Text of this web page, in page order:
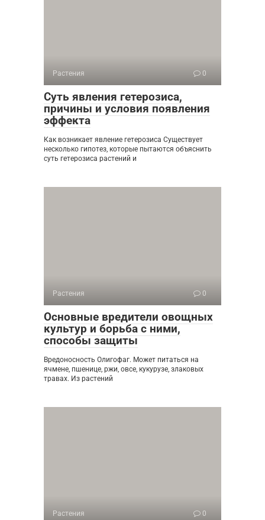
Растения 0
Суть явления гетерозиса,
причины и условия появления
эффекта
Как возникает явление гетерозиса Существует
несколько гипотез, которые пытаются объяснить
суть гетерозиса растений и
Растения 0
Основные вредители овощных
культур и борьба с ними,
способы защиты
Вредоносность Олигофаг. Может питаться на
ячмене, пшенице, ржи, овсе, кукурузе, злаковых
травах. Из растений
Растения 0